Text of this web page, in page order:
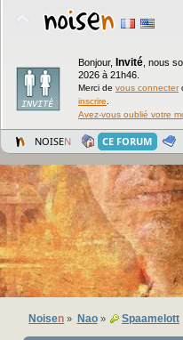
Bonjour, Invité nous
2026 à 21h46.
Merci de vous connecter
inscrire
Avez-vous oublié votre
NOISEN CE FORUM
Noisen » Nao» Spaamelott